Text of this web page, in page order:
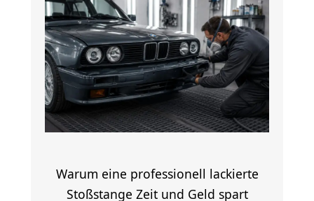
Warum eine professionell lackierte
Stoßstange Zeit und Geld spart